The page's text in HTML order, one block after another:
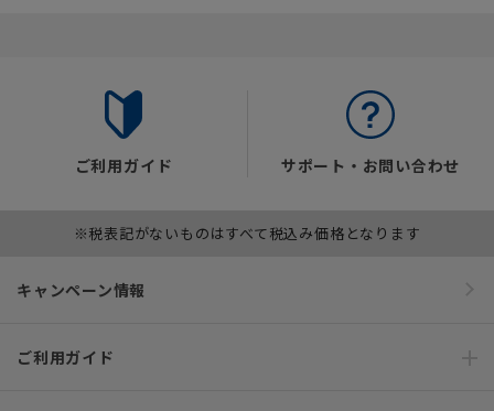
ご利用ガイド サポート・お問い合わせ
※税表記がないものはすべて税込み価格となります
キャンペーン情報
ご利用ガイド